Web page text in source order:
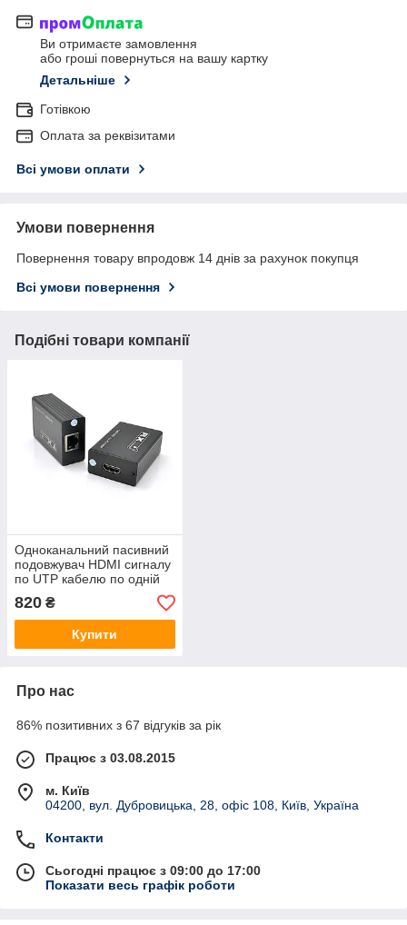
Ви отримаєте замовлення
або гроші повернуться на вашу картку
Детальніше
Готівкою
Оплата за реквізитами
Всі умови оплати
Умови повернення
Повернення товару впродовж 14 днів за рахунок покупця
Всі умови повернення
Подібні товари компанії
Одноканальний пасивний
подовжувач HDMI сигналу
по UTP кабелю по одній
витій парі. Дальність
передачі: до 30метров,
1080Р- cat6e
820 ₴
Купити
Про нас
86% позитивних з 67 відгуків за рік
Працює з 03.08.2015
м. Київ
04200, вул. Дубровицька, 28, офіс 108, Київ, Україна
Контакти
Сьогодні працює з 09:00 до 17:00
Показати весь графік роботи